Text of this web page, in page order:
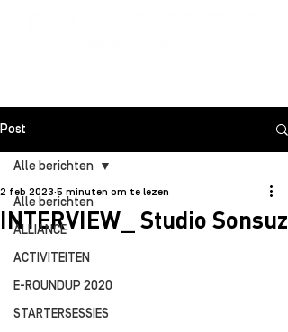
Post
Alle berichten
ALLIANCE
ACTIVITEITEN
E-ROUNDUP 2020
STARTERSESSIES
Alle berichten
INTERVIEW_ Studio Sonsuz
2 feb 2023 5 minuten om te lezen